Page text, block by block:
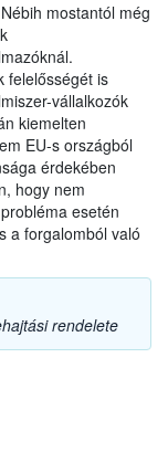
mostantól még
felelősségét is
vállalkozók
kiemelten
EU-s országból
érdekében
hogy nem
esetén
a forgalomból való
rendelete